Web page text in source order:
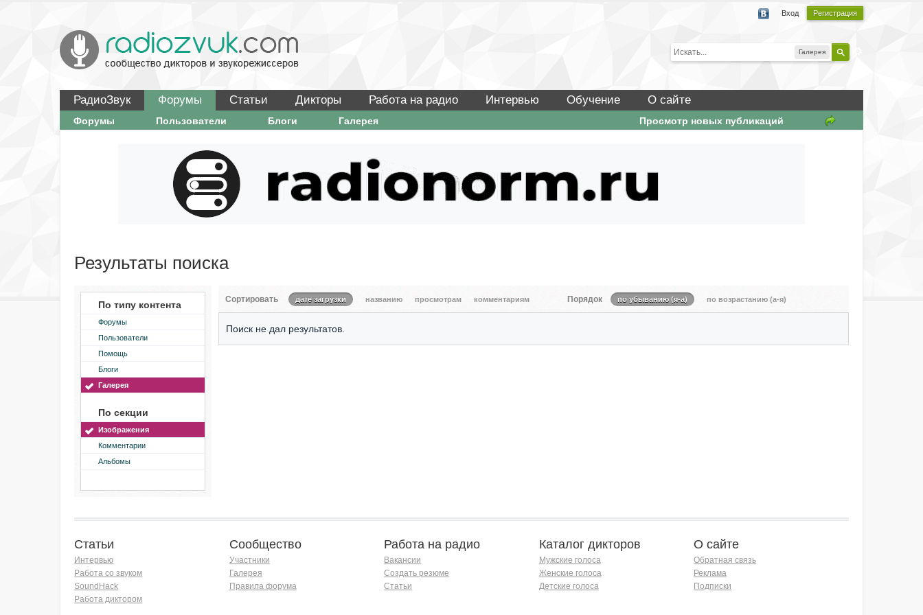
Вход Регистрация
Галерея
РадиоЗвук Форумы Статьи Дикторы Работа на радио Интервью Обучение О сайте
Просмотр новых публикаций
Форумы Пользователи Блоги Галерея
Результаты поиска
По типу контента
Форумы
Пользователи
Помощь
Блоги
Галерея
По секции
Изображения
Комментарии
Альбомы
Сортировать дате загрузки названию просмотрам комментариям Порядок по убыванию (я-а) по возрастанию (а-я)
Поиск не дал результатов.
Статьи
Интервью
Работа со звуком
SoundHack
Работа диктором
Сообщество
Участники
Галерея
Правила форума
Работа на радио
Вакансии
Создать резюме
Статьи
Каталог дикторов
Мужские голоса
Женские голоса
Детские голоса
О сайте
Обратная связь
Реклама
Подписки